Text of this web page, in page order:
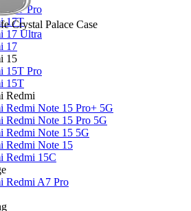
17T Pro
17T
17 Ultra
17
15
15T Pro
15T
Redmi
Redmi Note 15 Pro+ 5G
Redmi Note 15 Pro 5G
Redmi Note 15 5G
Redmi Note 15
Redmi 15C
Redmi A7 Pro
Crystal Palace Case